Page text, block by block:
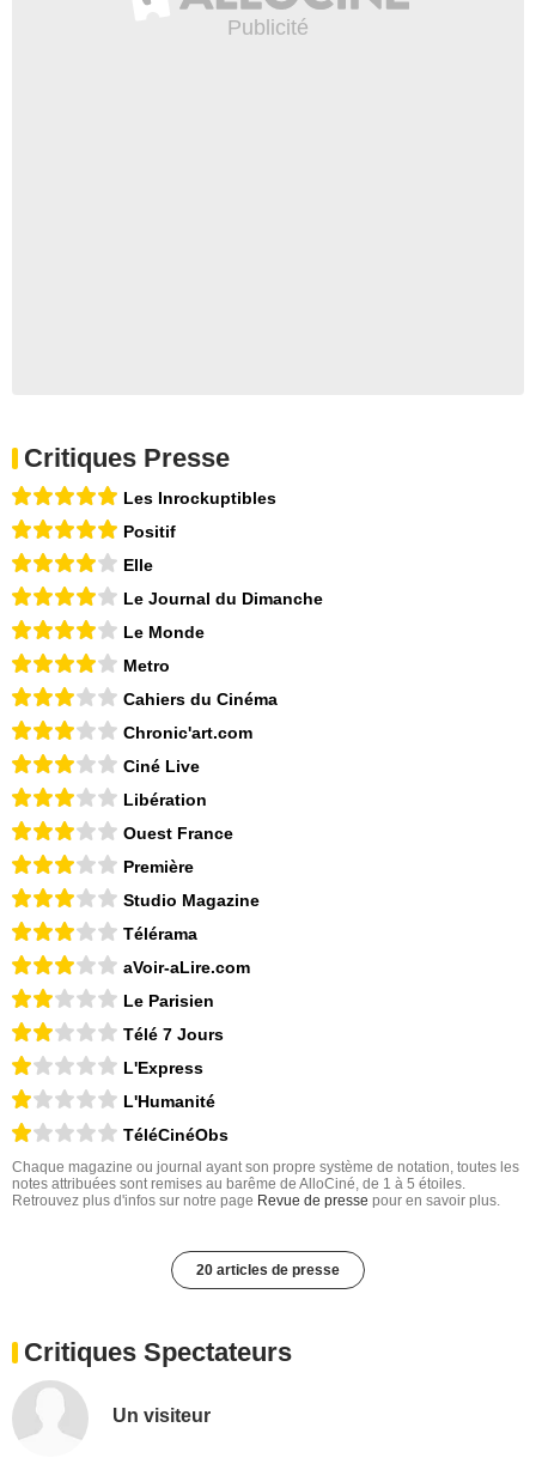
Critiques Presse
Les Inrockuptibles
Positif
Elle
Le Journal du Dimanche
Le Monde
Metro
Cahiers du Cinéma
Chronic'art.com
Ciné Live
Libération
Ouest France
Première
Studio Magazine
Télérama
aVoir-aLire.com
Le Parisien
Télé 7 Jours
L'Express
L'Humanité
TéléCinéObs
Chaque magazine ou journal ayant son propre système de notation, toutes les
notes attribuées sont remises au barême de AlloCiné, de 1 à 5 étoiles.
Retrouvez plus d'infos sur notre page Revue de presse pour en savoir plus.
20 articles de presse
Critiques Spectateurs
Un visiteur